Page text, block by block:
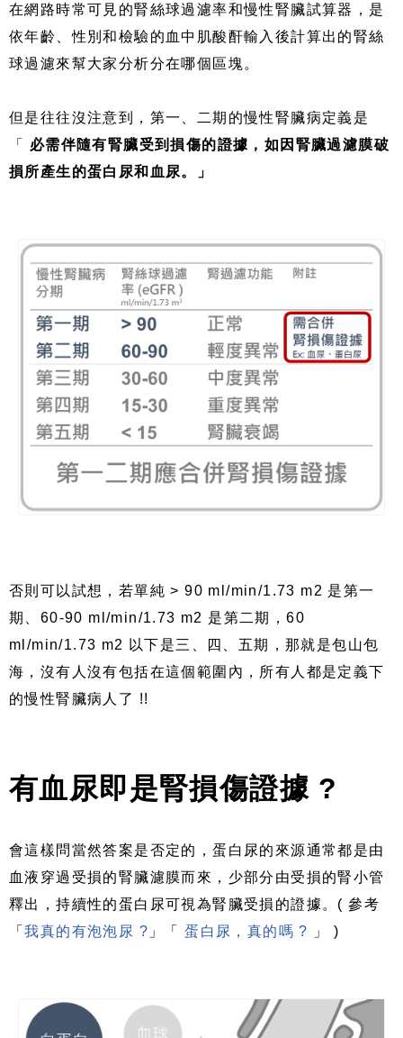
在網路時常可見的腎絲球過濾率和慢性腎臟試算器，是
依年齡、性別和檢驗的血中肌酸酐輸入後計算出的腎絲
球過濾來幫大家分析分在哪個區塊。
但是往往沒注意到，第一、二期的慢性腎臟病定義是
「 必需伴隨有腎臟受到損傷的證據，如因腎臟過濾膜破
損所產生的蛋白尿和血尿。」
否則可以試想，若單純 > 90 ml/min/1.73 m2 是第一
期、60-90 ml/min/1.73 m2 是第二期，60
ml/min/1.73 m2 以下是三、四、五期，那就是包山包
海，沒有人沒有包括在這個範圍內，所有人都是定義下
的慢性腎臟病人了 !!
有血尿即是腎損傷證據 ?
會這樣問當然答案是否定的，蛋白尿的來源通常都是由
血液穿過受損的腎臟濾膜而來，少部分由受損的腎小管
釋出，持續性的蛋白尿可視為腎臟受損的證據。( 參考
「我真的有泡泡尿 ? 」「蛋白尿，真的嗎 ? 」 )